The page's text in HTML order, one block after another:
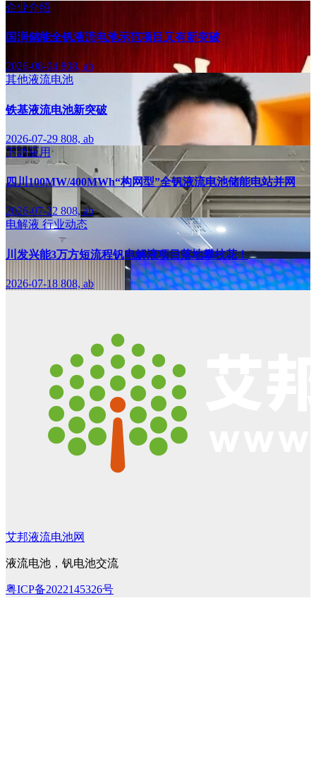
企业介绍
国润储能全钒液流电池示范项目又有新突破
2026-08-04 808, ab
其他液流电池
铁基液流电池新突破
2026-07-29 808, ab
下游应用
四川100MW/400MWh“构网型”全钒液流电池储能电站并网
2026-07-22 808, ab
电解液 行业动态
川发兴能3万方短流程钒电解液项目落地攀枝花！
2026-07-18 808, ab
艾邦液流电池网
液流电池，钒电池交流
粤ICP备2022145326号